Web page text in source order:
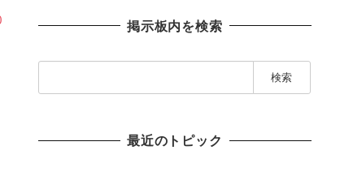
掲示板内を検索
索
最近のトピック